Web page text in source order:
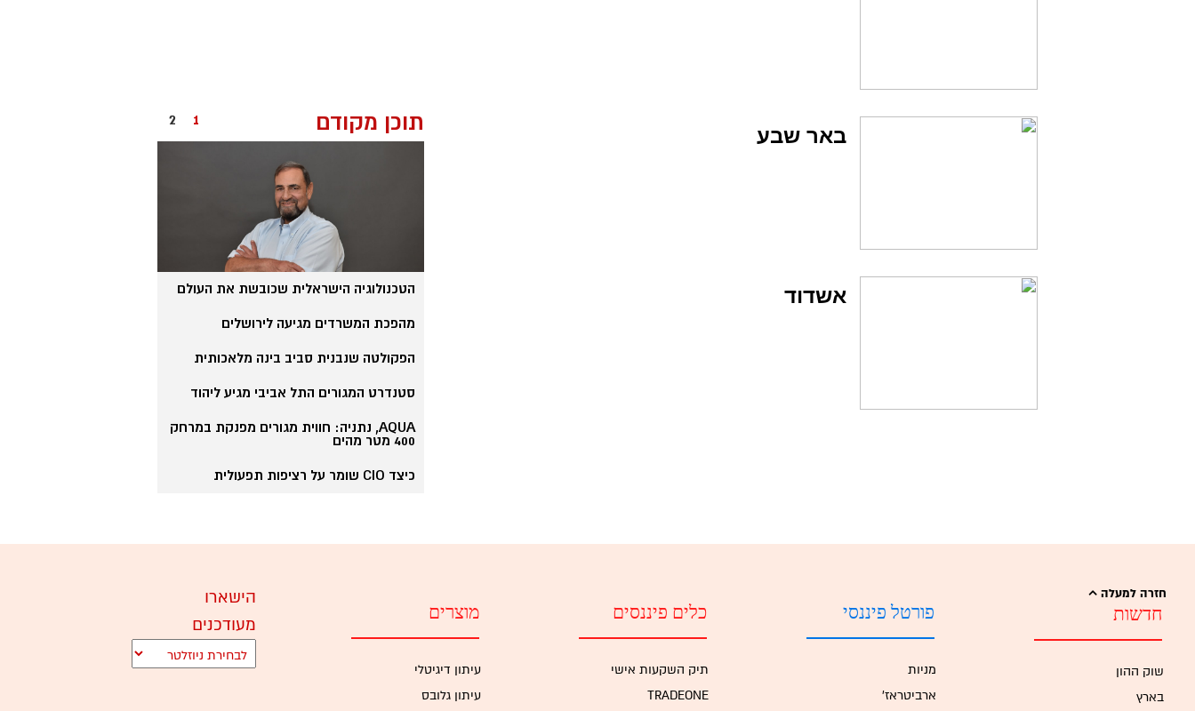
באר שבע
אשדוד
תוכן מקודם 1
2
הטכנולוגיה הישראלית שכובשת את העולם
מהפכת המשרדים מגיעה לירושלים
הפקולטה שנבנית סביב בינה מלאכותית
סטנדרט המגורים התל אביבי מגיע ליהוד
AQUA, נתניה: חווית מגורים מפנקת במרחק
400 מטר מהים
כיצד CIO שומר על רציפות תפעולית
חזרה למעלה
חדשות
שוק ההון
בארץ
פורטל פיננסי
מניות
'ארביטראז
כלים פיננסים
תיק השקעות אישי
TRADEONE
מוצרים
עיתון דיגיטלי
עיתון גלובס
הישארו
מעודכנים